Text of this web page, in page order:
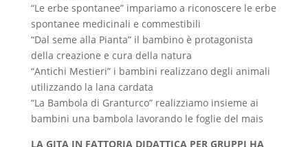
“Le erbe spontanee” impariamo a riconoscere le erbe
spontanee medicinali e commestibili
“Dal seme alla Pianta” il bambino è protagonista
della creazione e cura della natura
“Antichi Mestieri” i bambini realizzano degli animali
utilizzando la lana cardata
“La Bambola di Granturco” realizziamo insieme ai
bambini una bambola lavorando le foglie del mais
LA GITA IN FATTORIA DIDATTICA PER GRUPPI HA